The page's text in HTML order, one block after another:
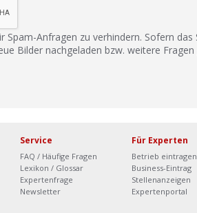
Spam-Anfragen zu verhindern. Sofern
Bilder nachgeladen bzw. weitere Fragen
Service
FAQ / Häufige Fragen
Lexikon / Glossar
Expertenfrage
Newsletter
Für Experten
Betrieb eintragen
Business-Eintrag
Stellenanzeigen
Expertenportal